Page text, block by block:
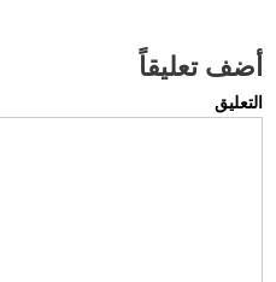
أضف تعليقاً
التعليق